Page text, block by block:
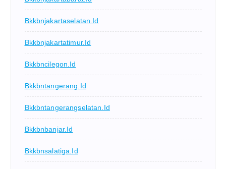
Bkkbnjakartaselatan.id
Bkkbnjakartatimur.id
Bkkbncilegon.id
Bkkbntangerang.id
Bkkbntangerangselatan.id
Bkkbnbanjar.id
Bkkbnsalatiga.id